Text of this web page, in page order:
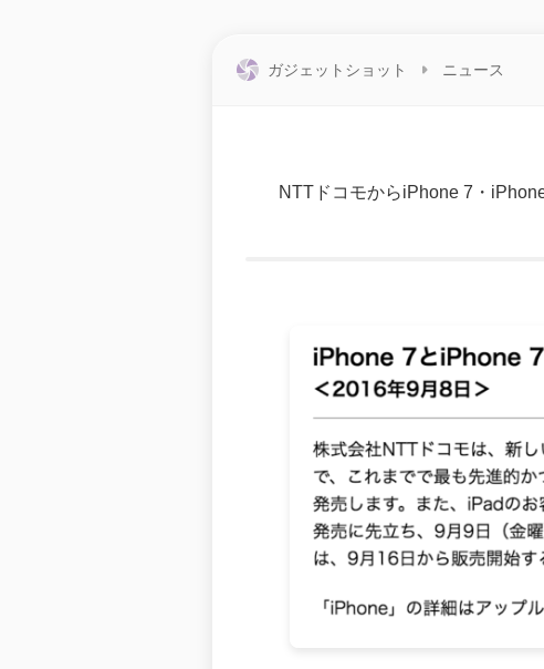
ガジェットショット ニュース
NTTドコモからiPhone 7・